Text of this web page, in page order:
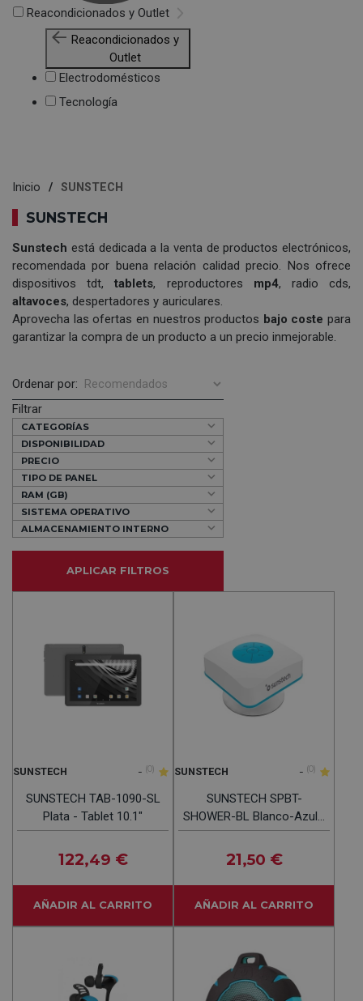
Reacondicionados y Outlet
Reacondicionados y
Outlet
Electrodomésticos
Tecnología
Inicio SUNSTECH
SUNSTECH
Sunstech está dedicada a la venta de productos electrónicos,
recomendada por buena relación calidad precio. Nos ofrece
dispositivos tdt,tablets, reproductores mp4, radio cds,
altavoces, despertadores y auriculares.
Aprovecha las ofertas en nuestros productos bajo coste para
garantizar la compra de un producto a un precio inmejorable.
Ordenar por:
Filtrar
CATEGORÍAS
DISPONIBILIDAD
PRECIO
TIPO DE PANEL
RAM (GB)
SISTEMA OPERATIVO
ALMACENAMIENTO INTERNO
APLICAR FILTROS
SUNSTECH - (0)
SUNSTECH TAB-1090-SL
Plata - Tablet 10.1"
122,49 €
AÑADIR AL CARRITO
SUNSTECH - (0)
SUNSTECH SPBT-
SHOWER-BL Blanco-Azul -
Altavoz Portátil 3W
21,50 €
AÑADIR AL CARRITO